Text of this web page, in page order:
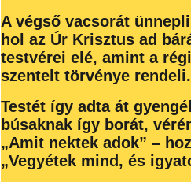
A végső vacsorát
hol az Úr Krisztus ad
testvérei elé, amint a
szentelt törvénye rendeli.
Testét így adta át
búsaknak így borát,
„Amit nektek adok” –
„Vegyétek mind, és